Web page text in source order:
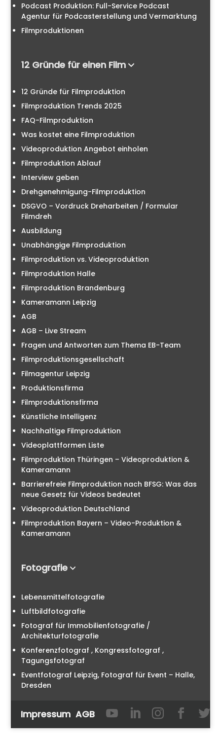
Podcast Produktion: Full-Service Podcast
Agentur für Podcasterstellung und Vermarktung
Filmproduktionen
12 Gründe für einen Film
12 Gründe für Filmproduktion
Filmproduktion Trends 2025
FAQ-Filmproduktion
Was kostet eine Filmproduktion
Videoproduktion Angebot einholen
Filmproduktion Ablauf
Interview geben
Drehgenehmigung-Filmproduktion
DSGVO – Vordruck Dreharbeiten / Formular
Filmdreh
Ausbildung
Unabhängige Filmproduktion
Filmproduktion vs. Videoproduktion
Filmproduktion Halle
Filmproduktion Brandenburg
Kameramann Leipzig
AGB
AGB – Live Stream
Fragen und Antworten zum Thema EB-Team
Filmproduktionsgesellschaft
Filmagentur Leipzig
Produktionsfirma
Filmproduktionsfirma
Künstliche Intelligenz
Nachhaltige Filmproduktion
Videoplattformen Liste
Filmproduktion Thüringen – Videoproduktion &
Kameramann
Barrierefreie Filmproduktion nach BFSG: Was das
neue Gesetz für Videos bedeutet
Videoproduktion Deutschland
Filmproduktion Bayern – Video-Produktion &
Kameramann
Fotografie
Lebensmittelfotografie
Luftbildfotografie
Fotograf für Immobilienfotografie /
Architekturfotografie
Konferenzfotograf , Kongressfotograf ,
Tagungsfotograf
Eventfotograf Leipzig, Fotograf für Event – Halle,
Dresden
Impressum AGB     